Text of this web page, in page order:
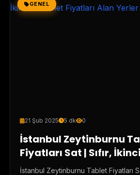
GENEL
21 Şub 2025 5 dk 0
İstanbul Zeytinburnu
Fiyatları Sat | Sıfır,
Fiyatları Alan Yerler
İstanbul Zeytinburnu Tablet Fiyatları